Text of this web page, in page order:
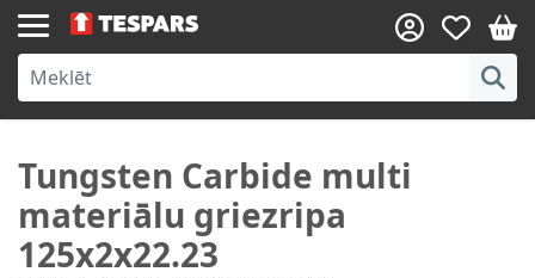
Skip to Content
Tungsten Carbide multi
materiālu griezripa
125x2x22.23